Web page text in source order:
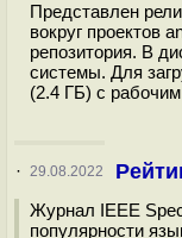
Представлен
вокруг проектов
репозитория. В
системы. Для
(2.4 ГБ) с
· 29.08.2022
Журнал IEEE
популярности